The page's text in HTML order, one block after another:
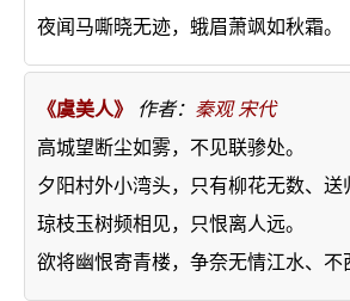
夜闻马嘶晓无迹，蛾眉萧飒如秋霜。
《虞美人》 作者： 秦观 宋代
高城望断尘如雾，不见联骖处。
夕阳村外小湾头，只有柳花无数、送
琼枝玉树频相见，只恨离人远。
欲将幽恨寄青楼，争奈无情江水、不